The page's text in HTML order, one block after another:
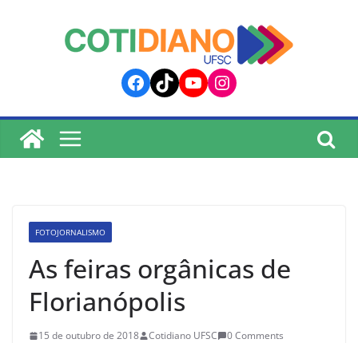
Facebook
TikTokYouTube
Instagram
FOTOJORNALISMO
As feiras orgânicas de
Florianópolis
15 de outubro de 2018 Cotidiano UFSC
0 Comments